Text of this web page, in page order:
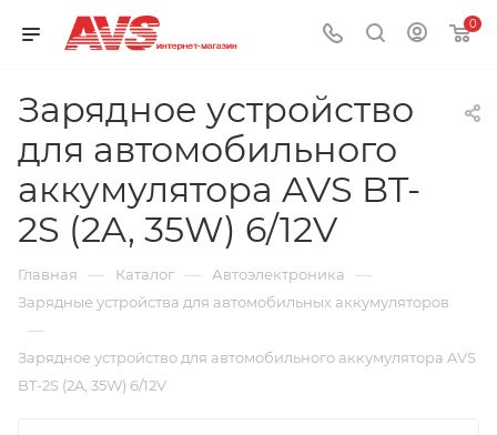
0
Зарядное устройство
для автомобильного
аккумулятора AVS BT-
2S (2A, 35W) 6/12V
Главная — Каталог — Автоэлектроника —
Зарядные устройства для автомобильных аккумуляторов
—
Зарядное устройство для автомобильного аккумулятора AVS
BT-2S (2A, 35W) 6/12V